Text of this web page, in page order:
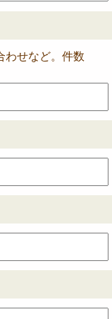
わせなど。件数